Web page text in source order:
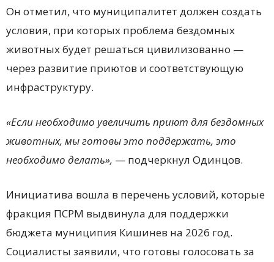
Он отметил, что муниципалитет должен создать
условия, при которых проблема бездомных
животных будет решаться цивилизованно —
через развитие приютов и соответствующую
инфраструктуру.
«Если необходимо увеличить приют для бездомных
животных, мы готовы это поддержать, это
необходимо делать», — подчеркнул Одинцов.
Инициатива вошла в перечень условий, которые
фракция ПСРМ выдвинула для поддержки
бюджета муниципия Кишинев на 2026 год.
Социалисты заявили, что готовы голосовать за